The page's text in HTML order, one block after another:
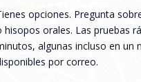
opciones. Pregunta
hisopos orales. Las pruebas
algunas incluso en un
por correo.